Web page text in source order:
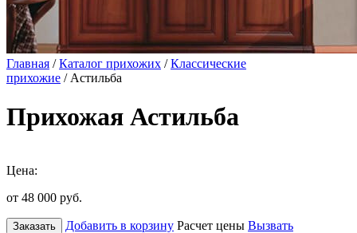
Главная /Каталог прихожих /Классические
прихожие / Астильба
Прихожая Астильба
Цена:
от 48 000 руб.
Заказать Добавить в корзину Расчет цены Вызвать